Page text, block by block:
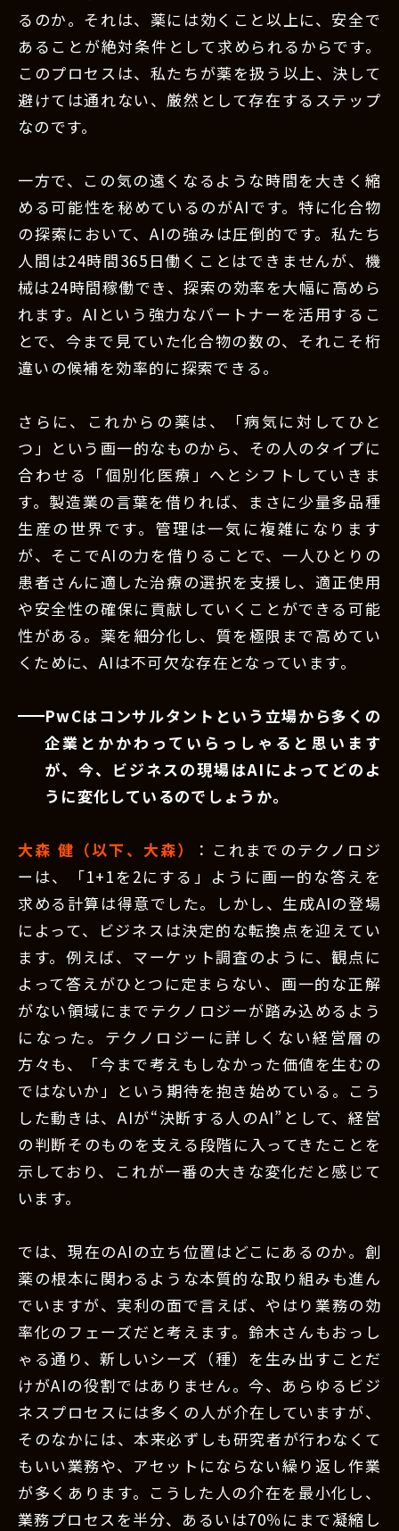
るのか。それは、薬には効くこと以上に、安全で
あることが絶対条件として求められるからです。
このプロセスは、私たちが薬を扱う以上、決して
避けては通れない、厳然として存在するステップ
なのです。
一方で、この気の遠くなるような時間を大きく縮
める可能性を秘めているのがAIです。特に化合物
の探索において、AIの強みは圧倒的です。私たち
人間は24時間365日働くことはできませんが、機
械は24時間稼働でき、探索の効率を大幅に高めら
れます。AIという強力なパートナーを活用するこ
とで、今まで見ていた化合物の数の、それこそ桁
違いの候補を効率的に探索できる。
さらに、これからの薬は、「病気に対してひと
つ」という画一的なものから、その人のタイプに
合わせる「個別化医療」へとシフトしていきま
す。製造業の言葉を借りれば、まさに少量多品種
生産の世界です。管理は一気に複雑になります
が、そこでAIの力を借りることで、一人ひとりの
患者さんに適した治療の選択を支援し、適正使用
や安全性の確保に貢献していくことができる可能
性がある。薬を細分化し、質を極限まで高めてい
くために、AIは不可欠な存在となっています。
PwCはコンサルタントという立場から多くの
企業とかかわっていらっしゃると思います
が、今、ビジネスの現場はAIによってどのよ
うに変化しているのでしょうか。
大森 健（以下、大森）
：これまでのテクノロジ
ーは、「1+1を2にする」ように画一的な答えを
求める計算は得意でした。しかし、生成AIの登場
によって、ビジネスは決定的な転換点を迎えてい
ます。例えば、マーケット調査のように、観点に
よって答えがひとつに定まらない、画一的な正解
がない領域にまでテクノロジーが踏み込めるよう
になった。テクノロジーに詳しくない経営層の
方々も、「今まで考えもしなかった価値を生むの
ではないか」という期待を抱き始めている。こう
した動きは、AIが“決断する人のAI”として、経営
の判断そのものを支える段階に入ってきたことを
示しており、これが一番の大きな変化だと感じて
います。
では、現在のAIの立ち位置はどこにあるのか。創
薬の根本に関わるような本質的な取り組みも進ん
でいますが、実利の面で言えば、やはり業務の効
率化のフェーズだと考えます。鈴木さんもおっし
ゃる通り、新しいシーズ（種）を生み出すことだ
けがAIの役割ではありません。今、あらゆるビジ
ネスプロセスには多くの人が介在していますが、
そのなかには、本来必ずしも研究者が行わなくて
もいい業務や、アセットにならない繰り返し作業
が多くあります。こうした人の介在を最小化し、
業務プロセスを半分、あるいは70％にまで凝縮し